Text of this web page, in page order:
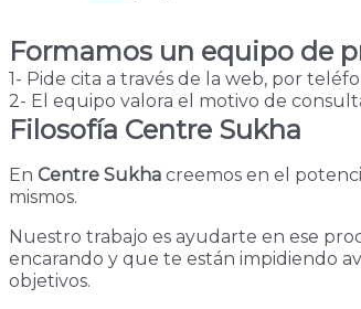
Formamos un equipo de
1- Pide cita a través de la web, por
2- El equipo valora el motivo de
Filosofía Centre Sukha
En Centre Sukha creemos en el
mismos.
Nuestro trabajo es ayudarte en ese
encarando y que te están impidiendo
objetivos.